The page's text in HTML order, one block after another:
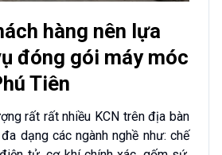
hàng nên lựa
đóng gói máy móc
Tiên
rất rất nhiều KCN trên địa bàn
dạng các ngành nghề như: chế